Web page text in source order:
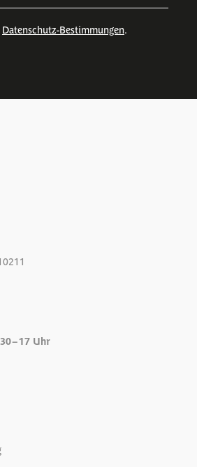
Datenschutz-Bestimmungen.
– 17 Uhr